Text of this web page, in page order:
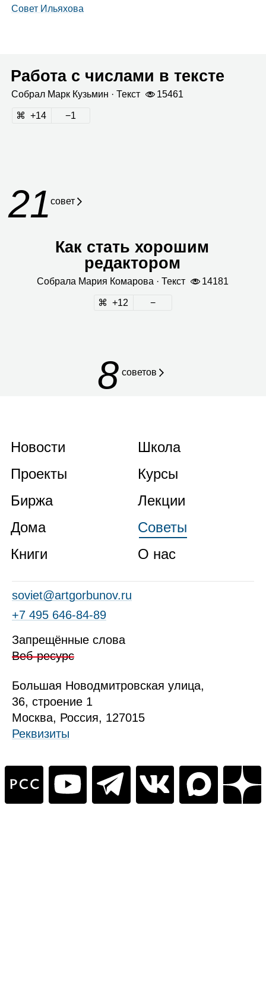
Совет Ильяхова
Работа с числами в тексте
Собрал Марк Кузь­мин · Текст 15461
14 1
21совет
Как стать хорошим
редактором
Собрала Мария Кома­рова · Текст 14181
12
8 советов
Новости
Проекты
Биржа
Дома
Книги
Школа
Курсы
Лекции
Советы
О нас
soviet@artgorbunov.ru
+7 495 646‑84‑89
Запрещённые слова
Веб-ресурс
Большая Новодмитровская улица,
36, строение 1
Москва, Россия, 127015
Реквизиты